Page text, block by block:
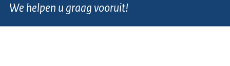
We helpen u graag vooruit!